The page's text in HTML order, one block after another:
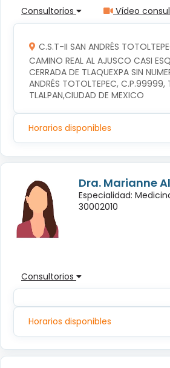
Consultorios Vídeo
C.S.T-II SAN ANDRÉS
CAMINO REAL AL AJUSCO CASI
CERRADA DE TLAQUEXPA SIN
ANDRÉS TOTOLTEPEC, C.P.99999,
TLALPAN,CIUDAD DE MEXICO
Horarios disponibles
Dra. Marianne
Especialidad:
30002010
Consultorios
Horarios disponibles